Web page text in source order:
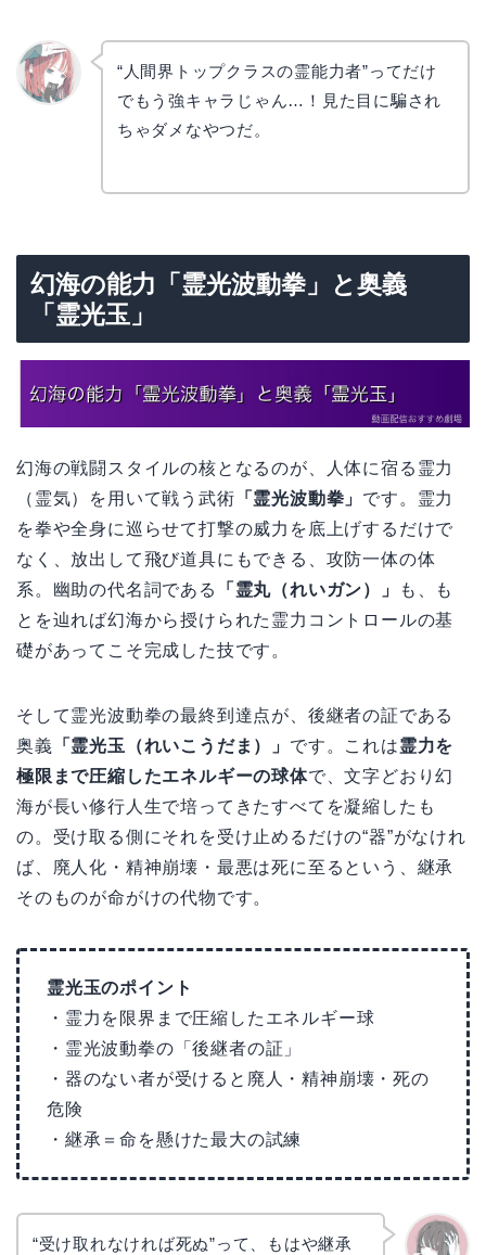
“人間界トップクラスの霊能力者”ってだけ
でもう強キャラじゃん…！見た目に騙され
ちゃダメなやつだ。
幻海の能力「霊光波動拳」と奥義
「霊光玉」
幻海の戦闘スタイルの核となるのが、人体に宿る霊力
（霊気）を用いて戦う武術 「霊光波動拳」 です。霊力
を拳や全身に巡らせて打撃の威力を底上げするだけで
なく、放出して飛び道具にもできる、攻防一体の体
系。幽助の代名詞である
「霊丸（れいガン）」
も、も
とを辿れば幻海から授けられた霊力コントロールの基
礎があってこそ完成した技です。
そして霊光波動拳の最終到達点が、後継者の証である
奥義 「霊光玉（れいこうだま）」 です。これは霊力を
極限まで圧縮したエネルギーの球体で、文字どおり幻
海が長い修行人生で培ってきたすべてを凝縮したも
の。受け取る側にそれを受け止めるだけの“器”がなけれ
ば、廃人化・精神崩壊・最悪は死に至るという、継承
そのものが命がけの代物です。
霊光玉のポイント
・霊力を限界まで圧縮したエネルギー球
・霊光波動拳の「後継者の証」
・器のない者が受けると廃人・精神崩壊・死の
危険
・継承＝命を懸けた最大の試練
“受け取れなければ死ぬ”って、もはや継承